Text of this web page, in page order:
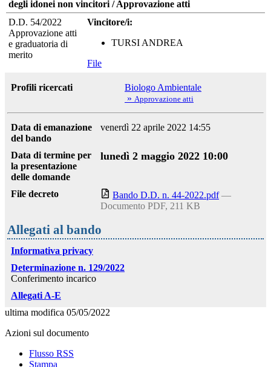
degli idonei non vincitori / Approvazione atti
D.D. 54/2022
Approvazione atti
e graduatoria di
merito
Vincitore/i:
TURSI ANDREA
File
Profili ricercati
Biologo Ambientale
» Approvazione atti
Data di emanazione
del bando
venerdì 22 aprile 2022 14:55
Data di termine per
la presentazione
delle domande
lunedì 2 maggio 2022 10:00
File decreto Bando D.D. n. 44-2022.pdf —
Documento PDF, 211 KB
Allegati al bando
Informativa privacy
Determinazione n. 129/2022
Conferimento incarico
Allegati A-E
ultima modifica 05/05/2022
Azioni sul documento
Flusso RSS
Stampa